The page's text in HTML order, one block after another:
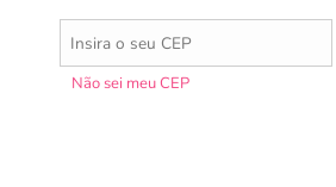
Não sei meu CEP